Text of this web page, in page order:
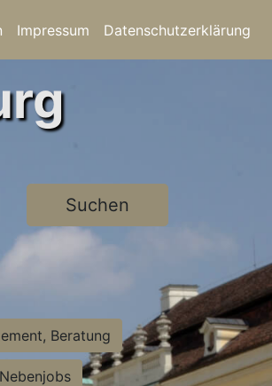
Impressum Datenschutzerklärung
Suchen
Beratung